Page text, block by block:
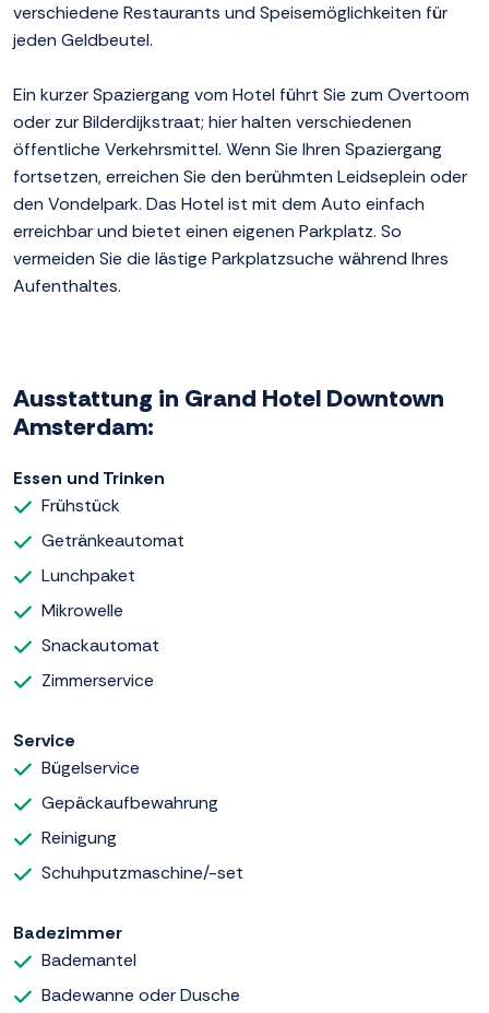
verschiedene Restaurants und Speisemöglichkeiten für
jeden Geldbeutel.
Ein kurzer Spaziergang vom Hotel führt Sie zum Overtoom
oder zur Bilderdijkstraat; hier halten verschiedenen
öffentliche Verkehrsmittel. Wenn Sie Ihren Spaziergang
fortsetzen, erreichen Sie den berühmten Leidseplein oder
den Vondelpark. Das Hotel ist mit dem Auto einfach
erreichbar und bietet einen eigenen Parkplatz. So
vermeiden Sie die lästige Parkplatzsuche während Ihres
Aufenthaltes.
Ausstattung in Grand Hotel Downtown
Amsterdam:
Essen und Trinken
Frühstück
Getränkeautomat
Lunchpaket
Mikrowelle
Snackautomat
Zimmerservice
Service
Bügelservice
Gepäckaufbewahrung
Reinigung
Schuhputzmaschine/-set
Badezimmer
Bademantel
Badewanne oder Dusche